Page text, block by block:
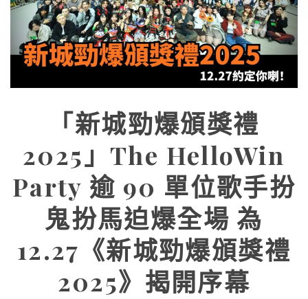
「新城勁爆頒獎禮
2025」The HelloWin
Party 逾 90 單位歌手扮
鬼扮馬迫爆全場 為
12.27《新城勁爆頒獎禮
2025》揭開序幕